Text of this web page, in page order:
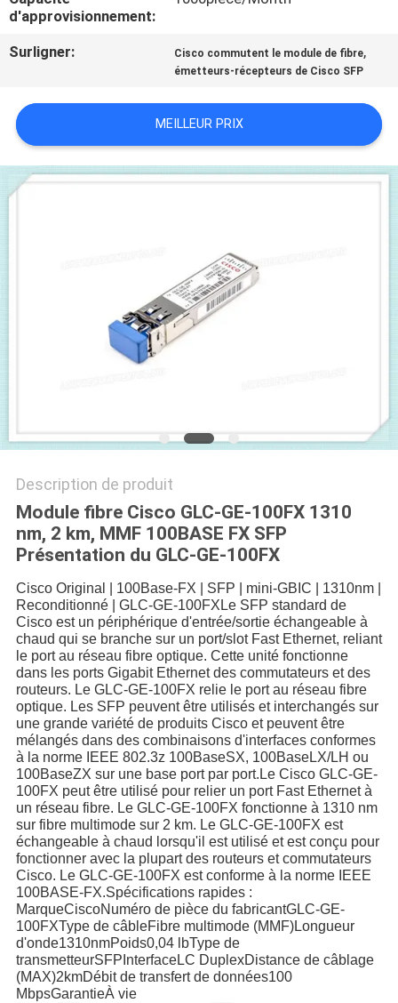
DE
LA
NOUS
CONTACTER
POLITIQUE
DE
CONFIDENTIALITÉ
d'approvisionnement:
Surligner: Cisco commutent le module de fibre,
émetteurs-récepteurs de Cisco SFP
MEILLEUR PRIX
Description de produit
Module fibre Cisco GLC-GE-100FX 1310
nm, 2 km, MMF 100BASE FX SFP
Présentation du GLC-GE-100FX
Cisco Original | 100Base-FX | SFP | mini-GBIC | 1310nm |
Reconditionné | GLC-GE-100FXLe SFP standard de
Cisco est un périphérique d'entrée/sortie échangeable à
chaud qui se branche sur un port/slot Fast Ethernet, reliant
le port au réseau fibre optique. Cette unité fonctionne
dans les ports Gigabit Ethernet des commutateurs et des
routeurs. Le GLC-GE-100FX relie le port au réseau fibre
optique. Les SFP peuvent être utilisés et interchangés sur
une grande variété de produits Cisco et peuvent être
mélangés dans des combinaisons d'interfaces conformes
à la norme IEEE 802.3z 100BaseSX, 100BaseLX/LH ou
100BaseZX sur une base port par port.Le Cisco GLC-GE-
100FX peut être utilisé pour relier un port Fast Ethernet à
un réseau fibre. Le GLC-GE-100FX fonctionne à 1310 nm
sur fibre multimode sur 2 km. Le GLC-GE-100FX est
échangeable à chaud lorsqu'il est utilisé et est conçu pour
fonctionner avec la plupart des routeurs et commutateurs
Cisco. Le GLC-GE-100FX est conforme à la norme IEEE
100BASE-FX.Spécifications rapides :
MarqueCiscoNuméro de pièce du fabricantGLC-GE-
100FXType de câbleFibre multimode (MMF)Longueur
d'onde1310nmPoids0,04 lbType de
transmetteurSFPInterfaceLC DuplexDistance de câblage
(MAX)2kmDébit de transfert de données100
MbpsGarantieÀ vie